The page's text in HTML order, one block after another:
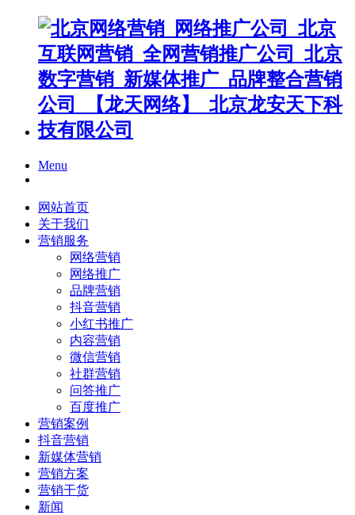
Menu
网站首页
关于我们
营销服务
网络营销
网络推广
品牌营销
抖音营销
小红书推广
内容营销
微信营销
社群营销
问答推广
百度推广
营销案例
抖音营销
新媒体营销
营销方案
营销干货
新闻